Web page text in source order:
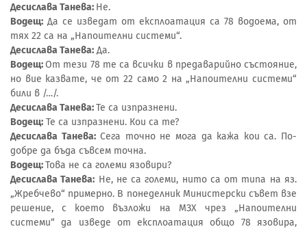
Десислава Танева: Не.
Водещ: Да се изведат от експлоатация са 78 водоема, от
тях 22 са на „Напоителни системи“.
Десислава Танева: Да.
Водещ:От тези 78 те са всички в предаварийно състояние,
но вие казвате, че от 22 само 2 на „Напоителни системи“
били в /…/.
Десислава Танева:Те са изпразнени.
Водещ: Те са изпразнени. Кои са те?
Десислава Танева:Сега точно не мога да кажа кои са. По-
добре да бъда съвсем точна.
Водещ:Това не са големи язовири?
Десислава Танева: Не, не са големи, нито са от типа на яз.
„Жребчево“ примерно. В понеделник Министерски съвет взе
решение, с което възложи на МЗХ чрез „Напоителни
системи“ да изведе от експлоатация общо 78 язовира,